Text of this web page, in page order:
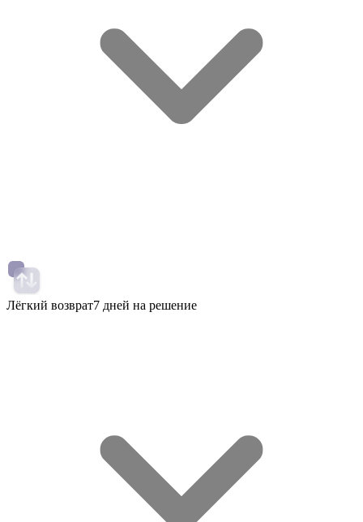
Лёгкий возврат7 дней на решение